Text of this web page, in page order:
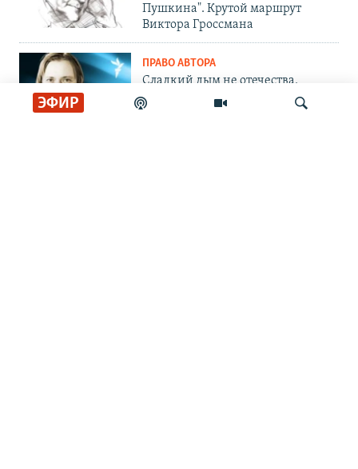
ЭФИР
Пушкина". Крутой маршрут
Виктора Гроссмана
ПРАВО АВТОРА
Сладкий дым не отечества.
Андрей Архангельский – о
романе релоканта